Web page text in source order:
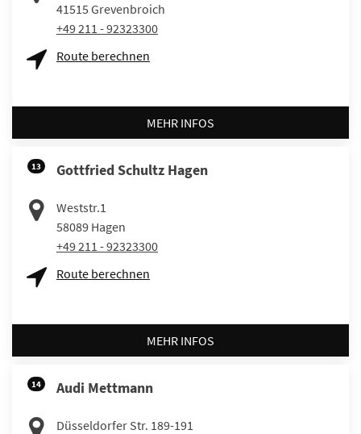
41515 Grevenbroich
+49 211 - 92323300
Route berechnen
MEHR INFOS
13 Gottfried Schultz Hagen
Weststr.1
58089 Hagen
+49 211 - 92323300
Route berechnen
MEHR INFOS
14 Audi Mettmann
Düsseldorfer Str. 189-191